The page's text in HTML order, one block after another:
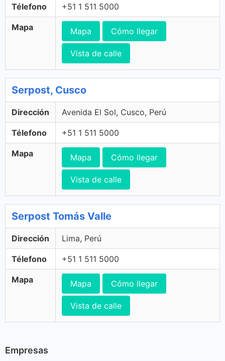
Télefono +51 1 511 5000
Mapa Mapa Cómo llegar
Vista de calle
Serpost, Cusco
Dirección Avenida El Sol, Cusco, Perú
Télefono +51 1 511 5000
Mapa Mapa Cómo llegar
Vista de calle
Serpost Tomás Valle
Dirección Lima, Perú
Télefono +51 1 511 5000
Mapa Mapa Cómo llegar
Vista de calle
Empresas